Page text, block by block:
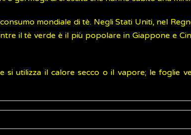
mondiale di tè. Negli Stati Uniti, nel
il tè verde è il più popolare in Giappone e
si utilizza il calore secco o il vapore; le foglie